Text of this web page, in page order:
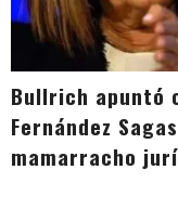
Bullrich apuntó
Fernández
mamarracho